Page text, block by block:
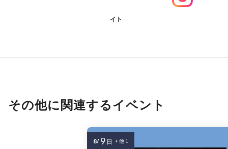
イト
その他に関連するイベント
8/ 9 日 + 他 1